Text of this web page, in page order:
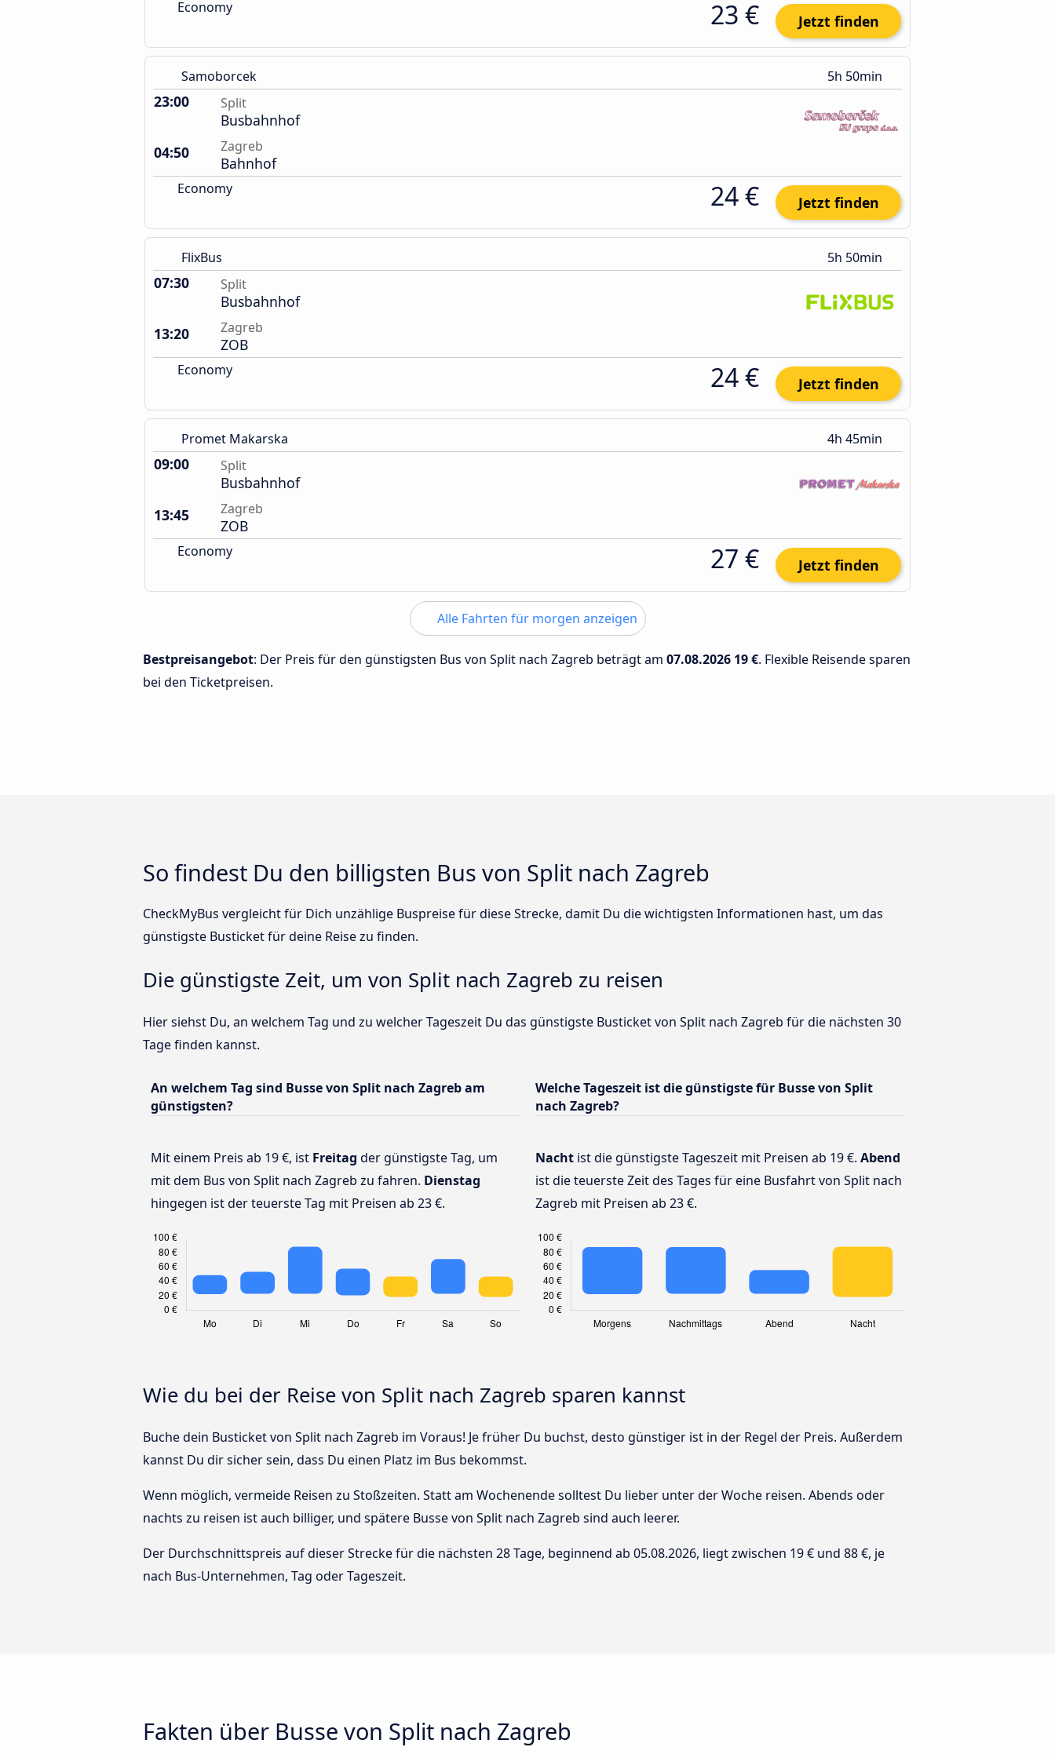
Economy 23 € Jetzt finden
Samoborcek 5h 50min
23:00 Split
Busbahnhof
04:50
Zagreb
Bahnhof
Economy 24 € Jetzt finden
FlixBus 5h 50min
07:30 Split
Busbahnhof
13:20
Zagreb
ZOB
Economy 24 € Jetzt finden
Promet Makarska 4h 45min
09:00 Split
Busbahnhof
13:45
Zagreb
ZOB
Economy 27 € Jetzt finden
Alle Fahrten für morgen anzeigen
Bestpreisangebot: Der Preis für den günstigsten Bus von Split nach Zagreb beträgt am 07.08.2026 19 €. Flexible Reisende sparen
bei den Ticketpreisen.
So findest Du den billigsten Bus von Split nach Zagreb
CheckMyBus vergleicht für Dich unzählige Buspreise für diese Strecke, damit Du die wichtigsten Informationen hast, um das
günstigste Busticket für deine Reise zu finden.
Die günstigste Zeit, um von Split nach Zagreb zu reisen
Hier siehst Du, an welchem Tag und zu welcher Tageszeit Du das günstigste Busticket von Split nach Zagreb für die nächsten 30
Tage finden kannst.
An welchem Tag sind Busse von Split nach Zagreb am
günstigsten?
Mit einem Preis ab 19 €, ist Freitag der günstigste Tag, um
mit dem Bus von Split nach Zagreb zu fahren. Dienstag
hingegen ist der teuerste Tag mit Preisen ab 23 €.
Welche Tageszeit ist die günstigste für Busse von Split
nach Zagreb?
Nacht ist die günstigste Tageszeit mit Preisen ab 19 €. Abend
ist die teuerste Zeit des Tages für eine Busfahrt von Split nach
Zagreb mit Preisen ab 23 €.
Wie du bei der Reise von Split nach Zagreb sparen kannst
Buche dein Busticket von Split nach Zagreb im Voraus! Je früher Du buchst, desto günstiger ist in der Regel der Preis. Außerdem
kannst Du dir sicher sein, dass Du einen Platz im Bus bekommst.
Wenn möglich, vermeide Reisen zu Stoßzeiten. Statt am Wochenende solltest Du lieber unter der Woche reisen. Abends oder
nachts zu reisen ist auch billiger, und spätere Busse von Split nach Zagreb sind auch leerer.
Der Durchschnittspreis auf dieser Strecke für die nächsten 28 Tage, beginnend ab 05.08.2026, liegt zwischen 19 € und 88 €, je
nach Bus-Unternehmen, Tag oder Tageszeit.
Fakten über Busse von Split nach Zagreb